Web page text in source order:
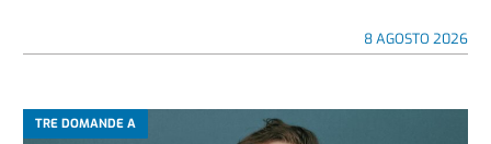
8 AGOSTO 2026
TRE DOMANDE A